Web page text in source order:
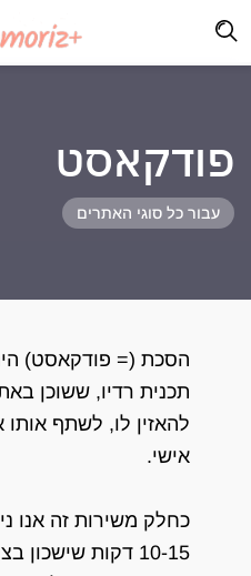
פודקאסט
עבור כל סוגי האתרים
הסכת (= פודקאסט)
תכנית רדיו, ששוכן
להאזין לו, לשתף
אישי.
כחלק משירות זה אנו
10-15 דקות